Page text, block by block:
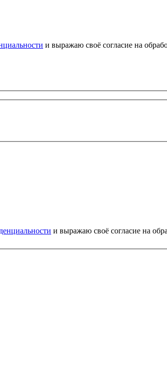
и выражаю своё согласие на
и выражаю своё согласие на